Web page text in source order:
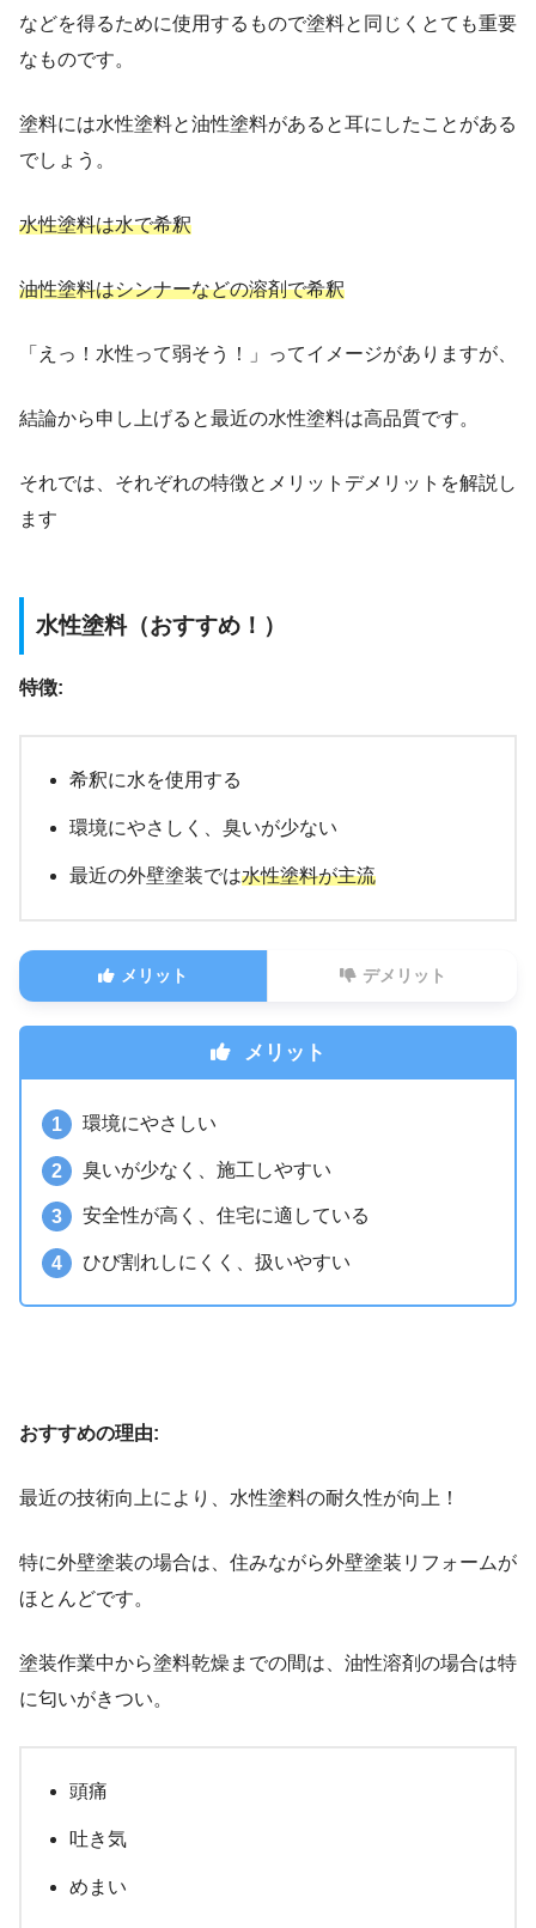
などを得るために使用するもので塗料と同じくとても重要
なものです。
塗料には水性塗料と油性塗料があると耳にしたことがある
でしょう。
水性塗料は水で希釈
油性塗料はシンナーなどの溶剤で希釈
「えっ！水性って弱そう！」ってイメージがありますが、
結論から申し上げると最近の水性塗料は高品質です。
それでは、それぞれの特徴とメリットデメリットを解説し
ます
水性塗料（おすすめ！）
特徴:
希釈に水を使用する
環境にやさしく、臭いが少ない
最近の外壁塗装では水性塗料が主流
メリット デメリット
メリット
環境にやさしい
臭いが少なく、施工しやすい
安全性が高く、住宅に適している
ひび割れしにくく、扱いやすい
おすすめの理由:
最近の技術向上により、水性塗料の耐久性が向上！
特に外壁塗装の場合は、住みながら外壁塗装リフォームが
ほとんどです。
塗装作業中から塗料乾燥までの間は、油性溶剤の場合は特
に匂いがきつい。
頭痛
吐き気
めまい